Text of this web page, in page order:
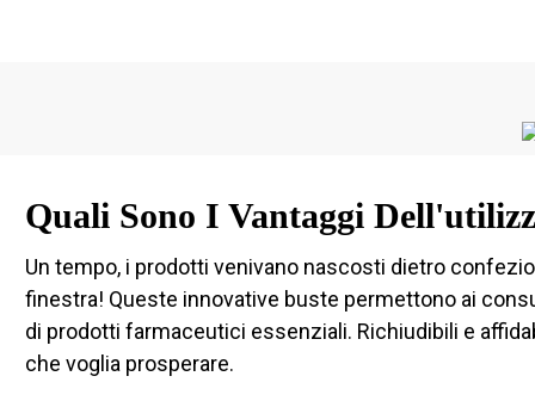
Quali Sono I Vantaggi
Un tempo, i prodotti venivano nascosti dietro
finestra! Queste innovative buste permettono ai
di prodotti farmaceutici essenziali. Richiudibili e
che voglia prosperare.